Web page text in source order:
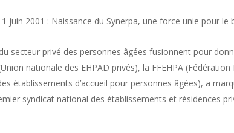
juin 2001 : Naissance du Synerpa, une force unie pour le
secteur privé des personnes âgées fusionnent pour
nationale des EHPAD privés), la FFEHPA
établissements d’accueil pour personnes âgées), a
syndicat national des établissements et résidences